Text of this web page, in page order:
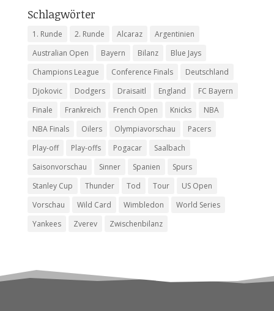
Schlagwörter
1. Runde 2. Runde Alcaraz
Argentinien
Australian Open
Bayern Bilanz
Blue Jays
Champions League
Conference Finals
Deutschland
Djokovic
Dodgers Draisaitl England
FC Bayern
Finale
Frankreich French Open Knicks
NBA
NBA Finals
Oilers Olympiavorschau
Pacers
Play-off
Play-offs Pogacar
Saalbach
Saisonvorschau
Sinner Spanien
Spurs
Stanley Cup
Thunder Tod Tour
US Open
Vorschau
Wild Card Wimbledon
World Series
Yankees
Zverev Zwischenbilanz